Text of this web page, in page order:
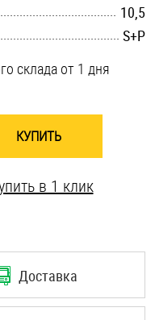
10,5
S+P
склада от 1 дня
КУПИТЬ
в 1 клик
Доставка